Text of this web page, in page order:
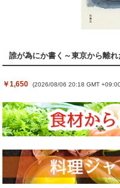
誰が為にか書く～東京から離
￥1,650 (2026/08/06 20:18 GMT